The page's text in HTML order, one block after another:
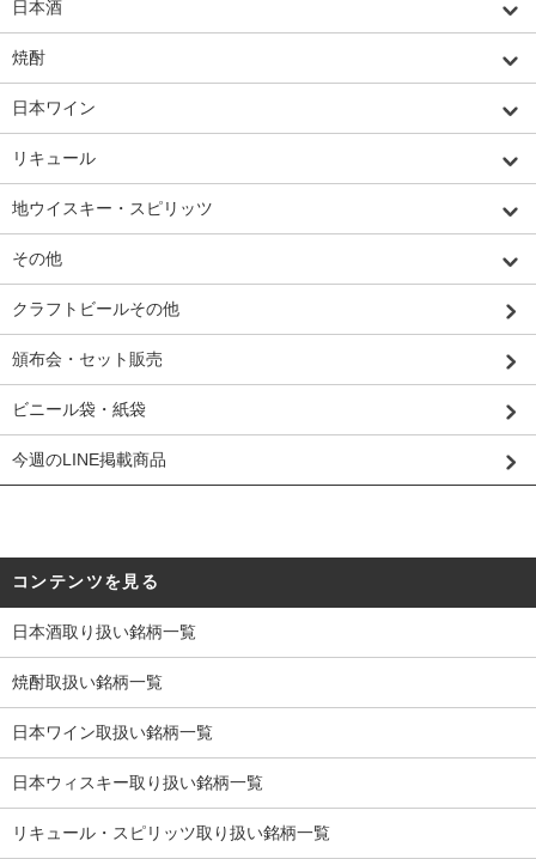
日本酒
焼酎
日本ワイン
リキュール
地ウイスキー・スピリッツ
その他
クラフトビールその他
頒布会・セット販売
ビニール袋・紙袋
今週のLINE掲載商品
コンテンツを見る
日本酒取り扱い銘柄一覧
焼酎取扱い銘柄一覧
日本ワイン取扱い銘柄一覧
日本ウィスキー取り扱い銘柄一覧
リキュール・スピリッツ取り扱い銘柄一覧